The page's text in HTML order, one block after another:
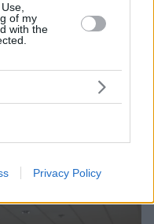
of my
with the
Privacy Policy
«Ο Ολυμπιακός
βίντεο
ως βασικός με
ματς με τη